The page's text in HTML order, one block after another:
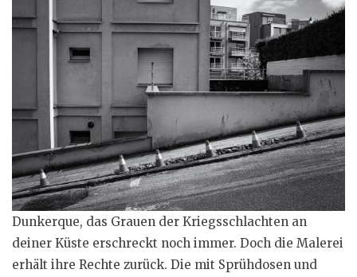
Dunkerque, das Grauen der Kriegsschlachten an
deiner Küste erschreckt noch immer. Doch die Malerei
erhält ihre Rechte zurück. Die mit Sprühdosen und